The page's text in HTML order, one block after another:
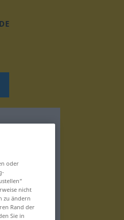
DE
oder
nicht
zu ändern
Rand der
Sie in